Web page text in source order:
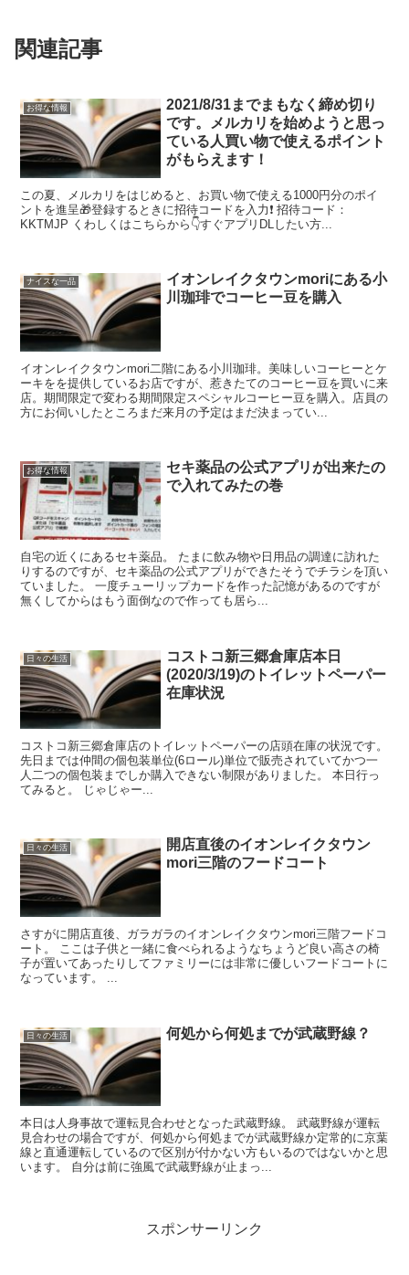
関連記事
お得な情報
2021/8/31までまもなく締め切り
です。メルカリを始めようと思っ
ている人買い物で使えるポイント
がもらえます！
この夏、メルカリをはじめると、お買い物で使える1000円分のポイ
ントを進呈🎁登録するときに招待コードを入力❗ 招待コード：
KKTMJP くわしくはこちらから👇すぐアプリDLしたい方...
ナイスな一品
イオンレイクタウンmoriにある小
川珈琲でコーヒー豆を購入
イオンレイクタウンmori二階にある小川珈琲。美味しいコーヒーとケ
ーキをを提供しているお店ですが、惹きたてのコーヒー豆を買いに来
店。期間限定で変わる期間限定スペシャルコーヒー豆を購入。店員の
方にお伺いしたところまだ来月の予定はまだ決まってい...
お得な情報
セキ薬品の公式アプリが出来たの
で入れてみたの巻
自宅の近くにあるセキ薬品。 たまに飲み物や日用品の調達に訪れた
りするのですが、セキ薬品の公式アプリができたそうでチラシを頂い
ていました。 一度チューリップカードを作った記憶があるのですが
無くしてからはもう面倒なので作っても居ら...
日々の生活
コストコ新三郷倉庫店本日
(2020/3/19)のトイレットペーパー
在庫状況
コストコ新三郷倉庫店のトイレットペーパーの店頭在庫の状況です。
先日までは仲間の個包装単位(6ロール)単位で販売されていてかつ一
人二つの個包装までしか購入できない制限がありました。 本日行っ
てみると。 じゃじゃー...
日々の生活
開店直後のイオンレイクタウン
mori三階のフードコート
さすがに開店直後、ガラガラのイオンレイクタウンmori三階フードコ
ート。 ここは子供と一緒に食べられるようなちょうど良い高さの椅
子が置いてあったりしてファミリーには非常に優しいフードコートに
なっています。 ...
日々の生活 何処から何処までが武蔵野線？
本日は人身事故で運転見合わせとなった武蔵野線。 武蔵野線が運転
見合わせの場合ですが、何処から何処までが武蔵野線か定常的に京葉
線と直通運転しているので区別が付かない方もいるのではないかと思
います。 自分は前に強風で武蔵野線が止まっ...
スポンサーリンク